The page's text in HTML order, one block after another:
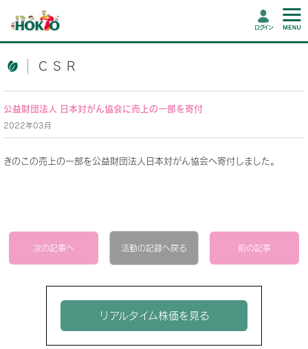
ログイン
CSR
公益財団法人 日本対がん協会に売上の一部を寄付
2022年03月
きのこの売上の一部を公益財団法人日本対がん協会へ寄付しました。
次の記事へ 活動の記録へ戻る 前の記事
リアルタイム株価を見る